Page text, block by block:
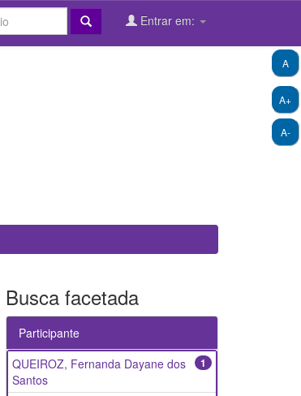
Entrar em:
A+
A-
A
Busca facetada
Participante
1
QUEIROZ, Fernanda Dayane dos
Santos